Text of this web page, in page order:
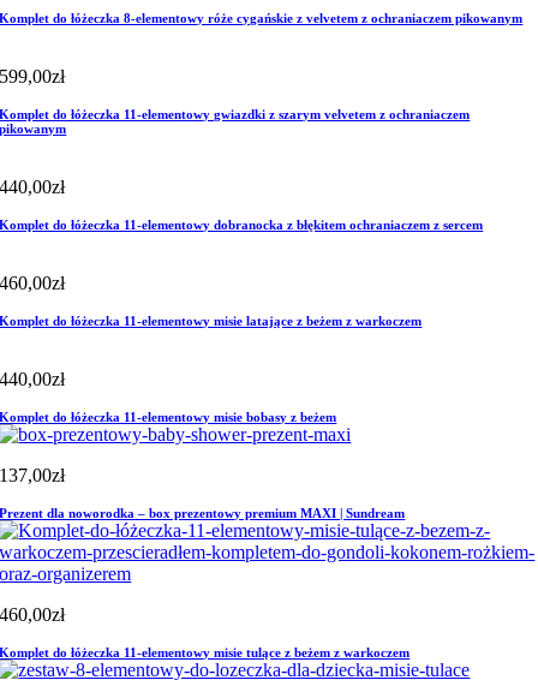
Komplet do łóżeczka 8-elementowy róże cygańskie z velvetem z ochraniaczem pikowanym
599,00zł
Komplet do łóżeczka 11-elementowy gwiazdki z szarym velvetem z ochraniaczem
pikowanym
440,00zł
Komplet do łóżeczka 11-elementowy dobranocka z błękitem ochraniaczem z sercem
460,00zł
Komplet do łóżeczka 11-elementowy misie latające z beżem z warkoczem
440,00zł
Komplet do łóżeczka 11-elementowy misie bobasy z beżem
137,00zł
Prezent dla noworodka – box prezentowy premium MAXI | Sundream
460,00zł
Komplet do łóżeczka 11-elementowy misie tulące z beżem z warkoczem